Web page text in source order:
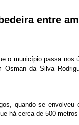
entre
o município passa nos
Osman da Silva
quando se envolveu
há cerca de 500